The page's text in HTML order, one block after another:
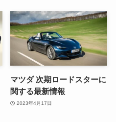
マツダ 次期ロードスターに
関する最新情報
2023年4月17日